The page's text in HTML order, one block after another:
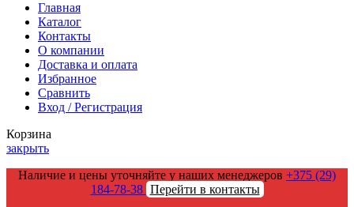
Главная
Каталог
Контакты
О компании
Доставка и оплата
Избранное
Сравнить
Вход / Регистрация
Корзина
закрыть
Наличие и цены уточняйте у наших менеджеров +375 (29)
184-78-38 Перейти в контакты